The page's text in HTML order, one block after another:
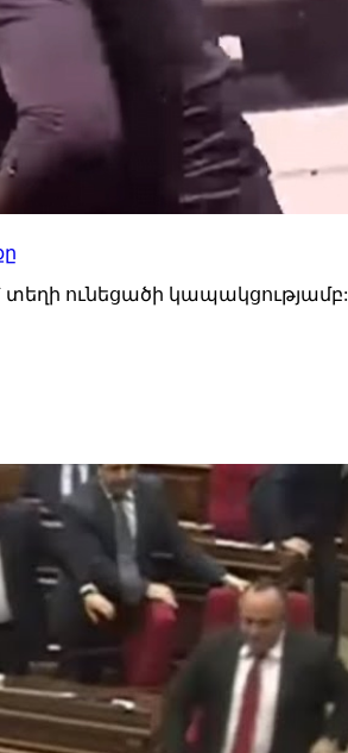
տեղի ունեցածի կապակցությամբ: